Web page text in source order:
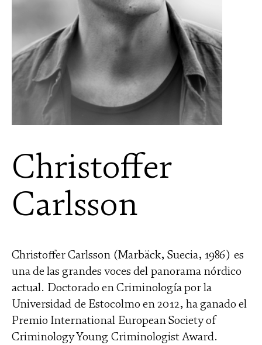
Christoffer
Carlsson
Christoffer Carlsson (Marbäck, Suecia, 1986) es
una de las grandes voces del panorama nórdico
actual. Doctorado en Criminología por la
Universidad de Estocolmo en 2012, ha ganado el
Premio International European Society of
Criminology Young Criminologist Award.